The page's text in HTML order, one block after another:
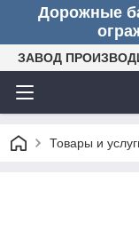
Дорожные
ЗАВОД
Товары и